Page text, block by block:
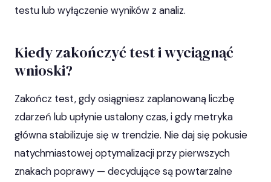
testu lub wyłączenie wyników z analiz.
Kiedy zakończyć test i wyciągnąć
wnioski?
Zakończ test, gdy osiągniesz zaplanowaną liczbę
zdarzeń lub upłynie ustalony czas, i gdy metryka
główna stabilizuje się w trendzie. Nie daj się pokusie
natychmiastowej optymalizacji przy pierwszych
znakach poprawy — decydujące są powtarzalne